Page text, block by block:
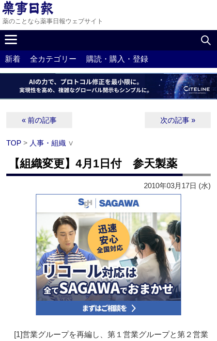
薬のことなら薬事日報ウェブサイト
新着 全カテゴリー 購読・購入・登録
« 前の記事 次の記事 »
TOP > 人事・組織 ∨
【組織変更】4月1日付 参天製薬
2010年03月17日 (水)
[1]営業グループを再編し、第１営業グループと第２営業